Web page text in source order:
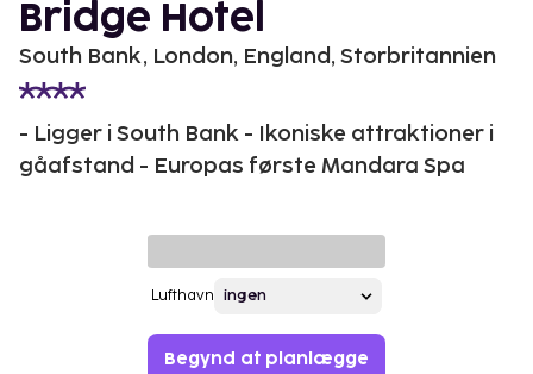
Bridge Hotel
South Bank, London, England, Storbritannien
- Ligger i South Bank - Ikoniske attraktioner i
gåafstand - Europas første Mandara Spa
Lufthavn
Begynd at planlægge